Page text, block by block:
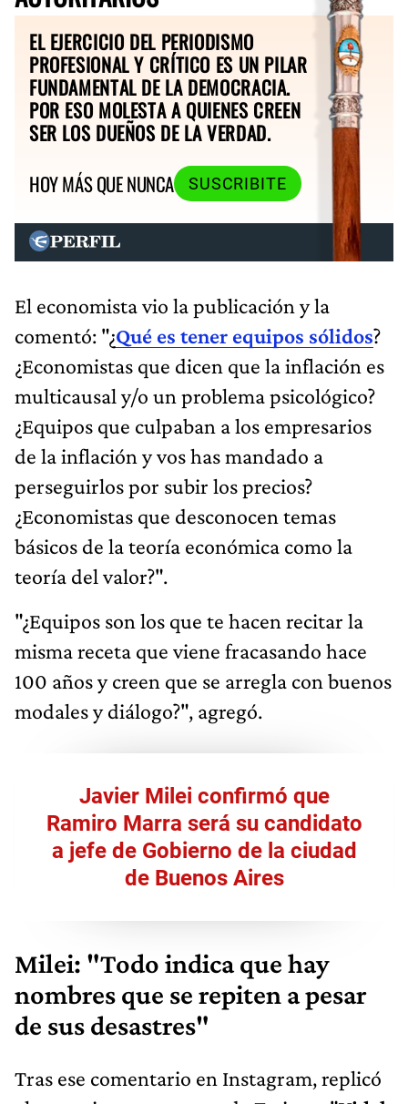
EL EJERCICIO DEL PERIODISMO
PROFESIONAL Y CRÍTICO ES UN PILAR
FUNDAMENTAL DE LA DEMOCRACIA.
POR ESO MOLESTA A QUIENES CREEN
SER LOS DUEÑOS DE LA VERDAD.
HOY MÁS QUE NUNCA
SUSCRIBITE
El economista vio la publicación y la
comentó: "¿Qué es tener equipos sólidos?
¿Economistas que dicen que la inflación es
multicausal y/o un problema psicológico?
¿Equipos que culpaban a los empresarios
de la inflación y vos has mandado a
perseguirlos por subir los precios?
¿Economistas que desconocen temas
básicos de la teoría económica como la
teoría del valor?".
"¿Equipos son los que te hacen recitar la
misma receta que viene fracasando hace
100 años y creen que se arregla con buenos
modales y diálogo?", agregó.
Javier Milei confirmó que
Ramiro Marra será su candidato
a jefe de Gobierno de la ciudad
de Buenos Aires
Milei: "Todo indica que hay
nombres que se repiten a pesar
de sus desastres"
Tras ese comentario en Instagram, replicó